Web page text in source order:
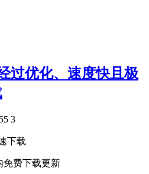
优化、速度快且极
55 3
下载
费下载更新